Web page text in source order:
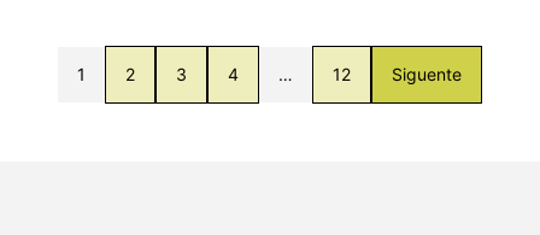
1 2 3 4 … 12 Siguente